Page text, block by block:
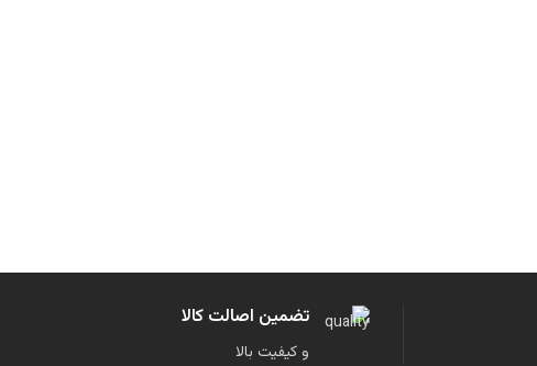
تضمین اصالت کالا
و کیفیت بالا